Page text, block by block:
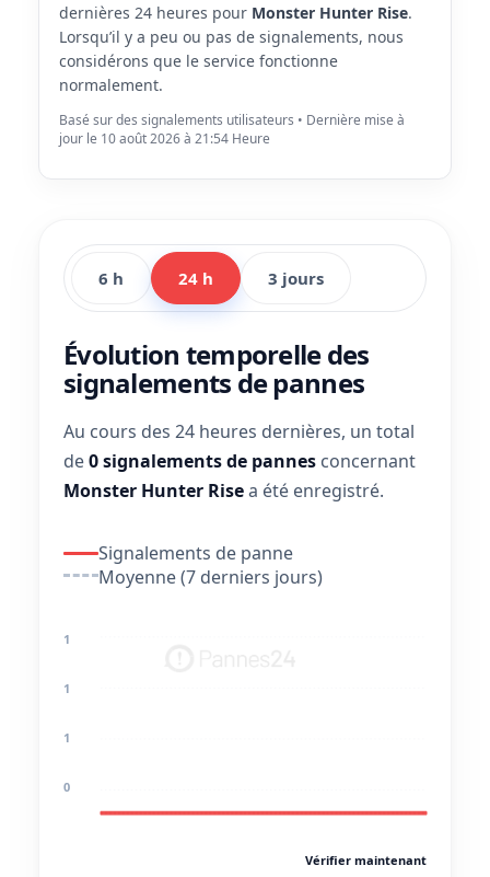
dernières 24 heures pour Monster Hunter Rise.
Lorsqu’il y a peu ou pas de signalements, nous
considérons que le service fonctionne
normalement.
Basé sur des signalements utilisateurs • Dernière mise à
jour le 10 août 2026 à 21:54 Heure
6 h 24 h 3 jours
Évolution temporelle des
signalements de pannes
Au cours des 24 heures dernières, un total
de0 signalements de pannes concernant
Monster Hunter Risea été enregistré.
Signalements de panne
Moyenne (7 derniers jours)
1
1
1
0
Vérifier maintenant